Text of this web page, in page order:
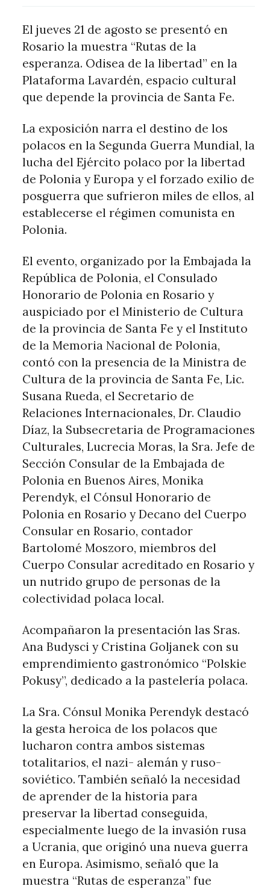
El jueves 21 de agosto se presentó en
Rosario la muestra “Rutas de la
esperanza. Odisea de la libertad” en la
Plataforma Lavardén, espacio cultural
que depende la provincia de Santa Fe.
La exposición narra el destino de los
polacos en la Segunda Guerra Mundial, la
lucha del Ejército polaco por la libertad
de Polonia y Europa y el forzado exilio de
posguerra que sufrieron miles de ellos, al
establecerse el régimen comunista en
Polonia.
El evento, organizado por la Embajada la
República de Polonia, el Consulado
Honorario de Polonia en Rosario y
auspiciado por el Ministerio de Cultura
de la provincia de Santa Fe y el Instituto
de la Memoria Nacional de Polonia,
contó con la presencia de la Ministra de
Cultura de la provincia de Santa Fe, Lic.
Susana Rueda, el Secretario de
Relaciones Internacionales, Dr. Claudio
Díaz, la Subsecretaria de Programaciones
Culturales, Lucrecia Moras, la Sra. Jefe de
Sección Consular de la Embajada de
Polonia en Buenos Aires, Monika
Perendyk, el Cónsul Honorario de
Polonia en Rosario y Decano del Cuerpo
Consular en Rosario, contador
Bartolomé Moszoro, miembros del
Cuerpo Consular acreditado en Rosario y
un nutrido grupo de personas de la
colectividad polaca local.
Acompañaron la presentación las Sras.
Ana Budysci y Cristina Goljanek con su
emprendimiento gastronómico “Polskie
Pokusy”, dedicado a la pastelería polaca.
La Sra. Cónsul Monika Perendyk destacó
la gesta heroica de los polacos que
lucharon contra ambos sistemas
totalitarios, el nazi- alemán y ruso-
soviético. También señaló la necesidad
de aprender de la historia para
preservar la libertad conseguida,
especialmente luego de la invasión rusa
a Ucrania, que originó una nueva guerra
en Europa. Asimismo, señaló que la
muestra “Rutas de esperanza” fue